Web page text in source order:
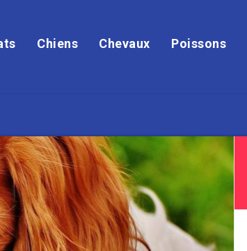
Chiens Chevaux Poissons